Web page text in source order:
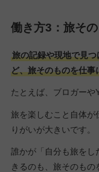
働き方3：旅そ
旅の記録や現地で見
ど、旅そのものを仕事
たとえば、ブロガーや
旅を楽しむこと自体が
りがいが大きいです。
誰かが「自分も旅をし
きるのも、旅そのもの